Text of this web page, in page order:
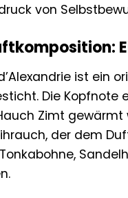
von
ist ein
Die
Zimt gewärmt
der dem